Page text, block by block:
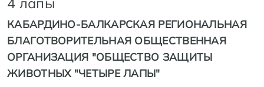
КАБАРДИНО-БАЛКАРСКАЯ РЕГИОНАЛЬНАЯ
БЛАГОТВОРИТЕЛЬНАЯ ОБЩЕСТВЕННАЯ
ОРГАНИЗАЦИЯ "ОБЩЕСТВО ЗАЩИТЫ
ЖИВОТНЫХ "ЧЕТЫРЕ ЛАПЫ"